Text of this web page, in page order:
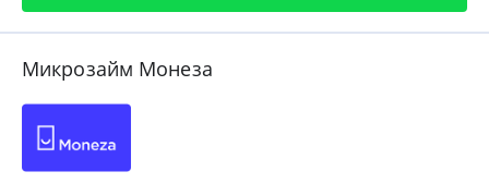
Микрозайм Монеза